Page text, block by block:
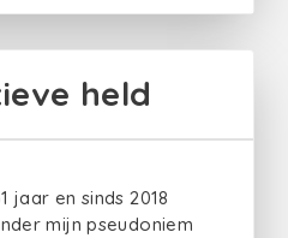
held
jaar en sinds 2018
mijn pseudoniem